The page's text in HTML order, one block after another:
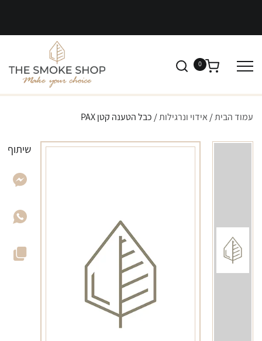
0
עמוד הבית/ אידוי ונרגילות/ כבל הטענה קטן PAX
שיתוף